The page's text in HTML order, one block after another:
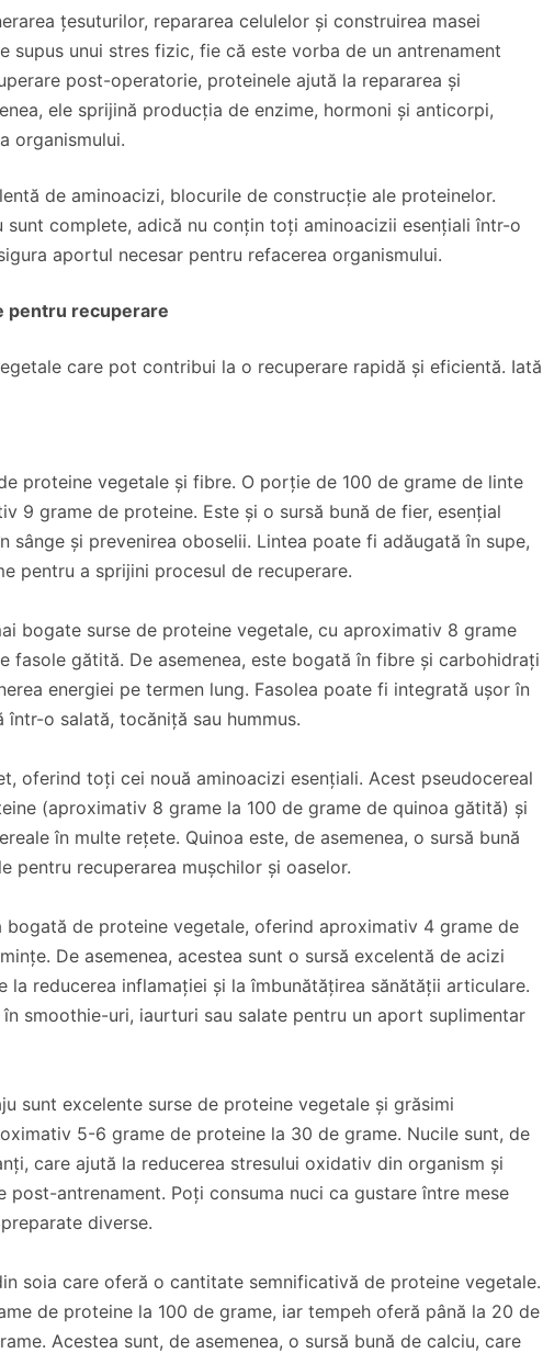
țesuturilor, repararea celulelor și construirea masei
supus unui stres fizic, fie că este vorba de un antrenament
post-operatorie, proteinele ajută la repararea și
ele sprijină producția de enzime, hormoni și anticorpi,
organismului.
de aminoacizi, blocurile de construcție ale proteinelor.
sunt complete, adică nu conțin toți aminoacizii esențiali într-o
aportul necesar pentru refacerea organismului.
pentru recuperare
care pot contribui la o recuperare rapidă și eficientă. Iată
proteine vegetale și fibre. O porție de 100 de grame de linte
9 grame de proteine. Este și o sursă bună de fier, esențial
sânge și prevenirea oboselii. Lintea poate fi adăugată în supe,
pentru a sprijini procesul de recuperare.
bogate surse de proteine vegetale, cu aproximativ 8 grame
fasole gătită. De asemenea, este bogată în fibre și carbohidrați
energiei pe termen lung. Fasolea poate fi integrată ușor în
o salată, tocăniță sau hummus.
oferind toți cei nouă aminoacizi esențiali. Acest pseudocereal
(aproximativ 8 grame la 100 de grame de quinoa gătită) și
în multe rețete. Quinoa este, de asemenea, o sursă bună
pentru recuperarea mușchilor și oaselor.
bogată de proteine vegetale, oferind aproximativ 4 grame de
De asemenea, acestea sunt o sursă excelentă de acizi
la reducerea inflamației și la îmbunătățirea sănătății articulare.
smoothie-uri, iaurturi sau salate pentru un aport suplimentar
sunt excelente surse de proteine vegetale și grăsimi
5-6 grame de proteine la 30 de grame. Nucile sunt, de
care ajută la reducerea stresului oxidativ din organism și
post-antrenament. Poți consuma nuci ca gustare între mese
diverse.
soia care oferă o cantitate semnificativă de proteine vegetale.
de proteine la 100 de grame, iar tempeh oferă până la 20 de
Acestea sunt, de asemenea, o sursă bună de calciu, care